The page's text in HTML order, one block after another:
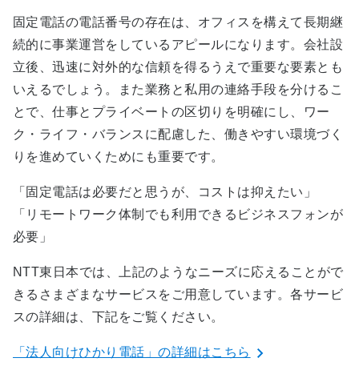
固定電話の電話番号の存在は、オフィスを構えて長期継
続的に事業運営をしているアピールになります。会社設
立後、迅速に対外的な信頼を得るうえで重要な要素とも
いえるでしょう。また業務と私用の連絡手段を分けるこ
とで、仕事とプライベートの区切りを明確にし、ワー
ク・ライフ・バランスに配慮した、働きやすい環境づく
りを進めていくためにも重要です。
「固定電話は必要だと思うが、コストは抑えたい」
「リモートワーク体制でも利用できるビジネスフォンが
必要」
NTT東日本では、上記のようなニーズに応えることがで
きるさまざまなサービスをご用意しています。各サービ
スの詳細は、下記をご覧ください。
「法人向けひかり電話」の詳細はこちら